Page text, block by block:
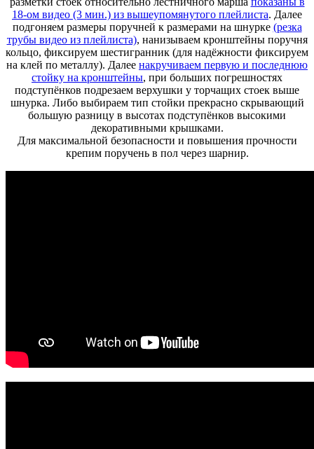
18-ом видео (3 мин.) из вышеупомянутого плейлиста. Далее
подгоняем размеры поручней к размерами на шнурке (резка
трубы видео из плейлиста), нанизываем кронштейны поручня
кольцо, фиксируем шестигранник (для надёжности фиксируем
на клей по металлу). Далее накручиваем первую и последнюю
стойку на кронштейны, при больших погрешностях
подступёнков подрезаем верхушки у торчащих стоек выше
шнурка. Либо выбираем тип стойки прекрасно скрывающий
большую разницу в высотах подступёнков высокими
декоративными крышками.
Для максимальной безопасности и повышения прочности
крепим поручень в пол через шарнир.